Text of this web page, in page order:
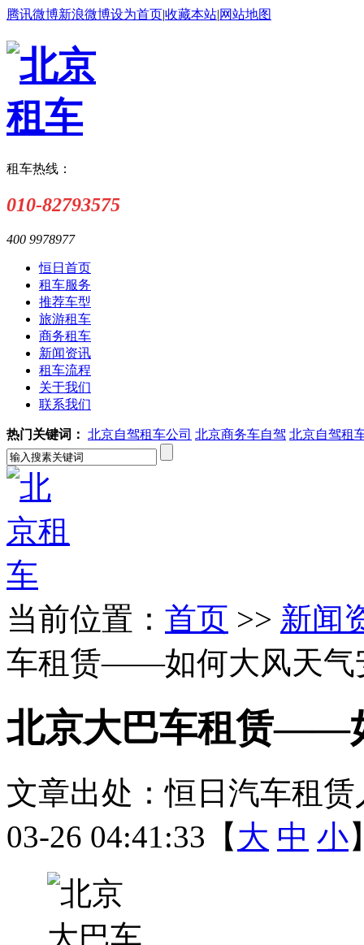
腾讯微博新浪微博设为首页|收藏本站|网站地图
租车热线：
010-82793575
400 9978977
恒日首页
租车服务
推荐车型
旅游租车
商务租车
新闻资讯
租车流程
关于我们
联系我们
热门关键词： 北京自驾租车公司 北京商务车自驾 北京自驾租
当前位置： 首页 >> 新闻
车租赁——如何大风天气
北京大巴车租赁——
文章出处：恒日汽车租赁
03-26 04:41:33【 大 中 小